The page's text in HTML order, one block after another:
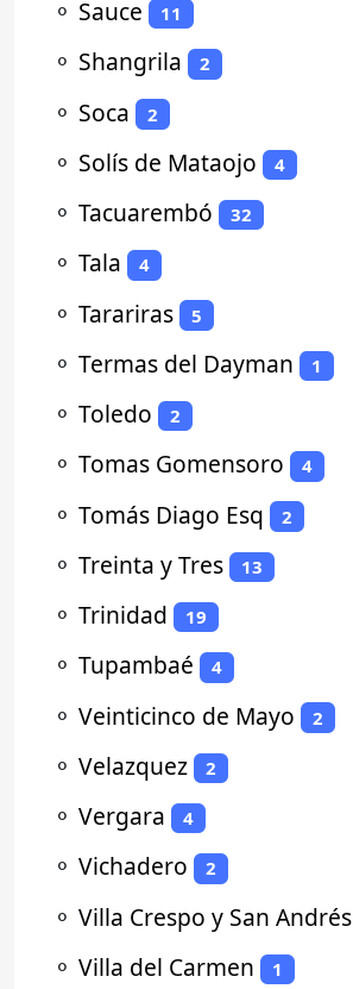
⚬ Sauce 11
⚬ Shangrila 2
⚬ Soca 2
⚬ Solís de Mataojo 4
⚬ Tacuarembó 32
⚬ Tala 4
⚬ Tarariras 5
⚬ Termas del Dayman 1
⚬ Toledo 2
⚬ Tomas Gomensoro 4
⚬ Tomás Diago Esq 2
⚬ Treinta y Tres 13
⚬ Trinidad 19
⚬ Tupambaé 4
⚬ Veinticinco de Mayo 2
⚬ Velazquez 2
⚬ Vergara 4
⚬ Vichadero 2
⚬ Villa Crespo y San Andrés
⚬ Villa del Carmen 1